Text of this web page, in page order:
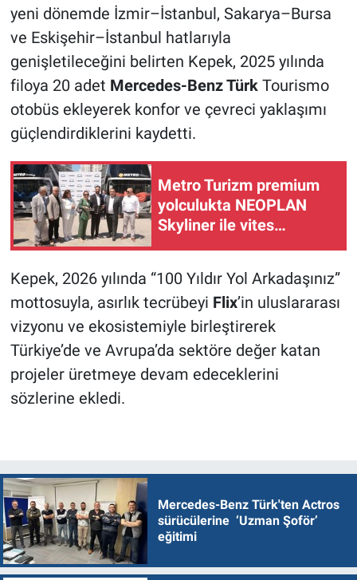
yeni dönemde İzmir–İstanbul, Sakarya–Bursa
ve Eskişehir–İstanbul hatlarıyla
genişletileceğini belirten Kepek, 2025 yılında
filoya 20 adet Mercedes-Benz TürkTourismo
otobüs ekleyerek konfor ve çevreci yaklaşımı
güçlendirdiklerini kaydetti.
Metro Turizm premium
yolculukta NEOPLAN
Skyliner ile vites
Kepek, 2026 yılında “100 Yıldır Yol Arkadaşınız”
mottosuyla, asırlık tecrübeyi Flix’in uluslararası
vizyonu ve ekosistemiyle birleştirerek
Türkiye’de ve Avrupa’da sektöre değer katan
projeler üretmeye devam edeceklerini
sözlerine ekledi.
Mercedes-Benz Türk'ten Actros
sürücülerine ‘Uzman Şoför’
eğitimi